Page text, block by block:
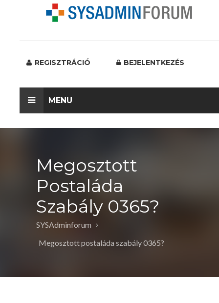
REGISZTRÁCIÓ BEJELENTKEZÉS
MENU
Megosztott
Postaláda
Szabály 0365?
SYSAdminforum
Megosztott postaláda szabály 0365?